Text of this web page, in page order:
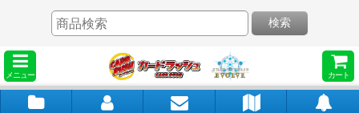
メニュー カート
検索